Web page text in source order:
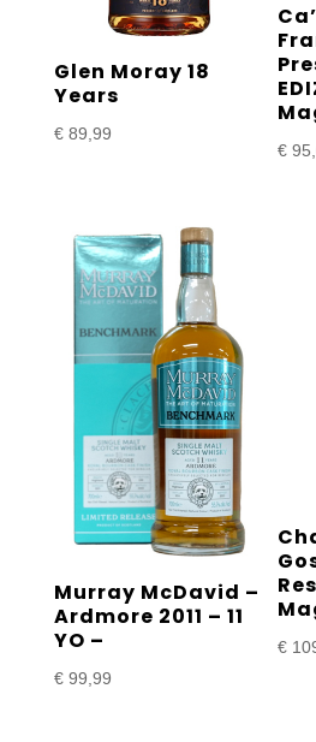
Glen Moray 18
Years
€89,99
€
Murray McDavid –
Ardmore 2011 – 11
YO –
€99,99
€